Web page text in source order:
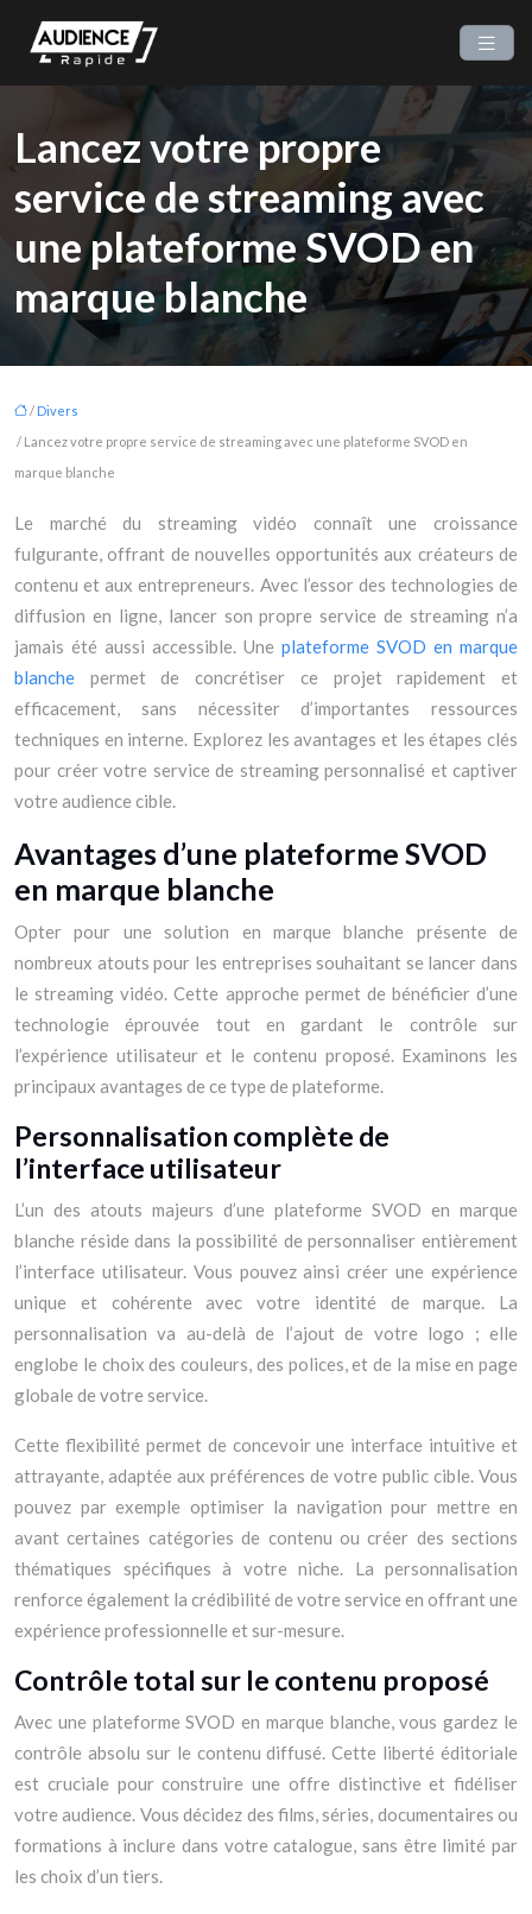
Lancez votre propre
service de streaming avec
une plateforme SVOD en
marque blanche
/ Divers
/ Lancez votre propre service de streaming avec une plateforme SVOD en
marque blanche
Le marché du streaming vidéo connaît une croissance
fulgurante, offrant de nouvelles opportunités aux créateurs de
contenu et aux entrepreneurs. Avec l’essor des technologies de
diffusion en ligne, lancer son propre service de streaming n’a
jamais été aussi accessible. Une plateforme SVOD en marque
blanche permet de concrétiser ce projet rapidement et
efficacement, sans nécessiter d’importantes ressources
techniques en interne. Explorez les avantages et les étapes clés
pour créer votre service de streaming personnalisé et captiver
votre audience cible.
Avantages d’une plateforme SVOD
en marque blanche
Opter pour une solution en marque blanche présente de
nombreux atouts pour les entreprises souhaitant se lancer dans
le streaming vidéo. Cette approche permet de bénéficier d’une
technologie éprouvée tout en gardant le contrôle sur
l’expérience utilisateur et le contenu proposé. Examinons les
principaux avantages de ce type de plateforme.
Personnalisation complète de
l’interface utilisateur
L’un des atouts majeurs d’une plateforme SVOD en marque
blanche réside dans la possibilité de personnaliser entièrement
l’interface utilisateur. Vous pouvez ainsi créer une expérience
unique et cohérente avec votre identité de marque. La
personnalisation va au-delà de l’ajout de votre logo ; elle
englobe le choix des couleurs, des polices, et de la mise en page
globale de votre service.
Cette flexibilité permet de concevoir une interface intuitive et
attrayante, adaptée aux préférences de votre public cible. Vous
pouvez par exemple optimiser la navigation pour mettre en
avant certaines catégories de contenu ou créer des sections
thématiques spécifiques à votre niche. La personnalisation
renforce également la crédibilité de votre service en offrant une
expérience professionnelle et sur-mesure.
Contrôle total sur le contenu proposé
Avec une plateforme SVOD en marque blanche, vous gardez le
contrôle absolu sur le contenu diffusé. Cette liberté éditoriale
est cruciale pour construire une offre distinctive et fidéliser
votre audience. Vous décidez des films, séries, documentaires ou
formations à inclure dans votre catalogue, sans être limité par
les choix d’un tiers.